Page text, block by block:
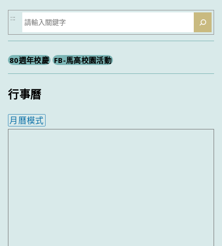
搜
尋
:::
80週年校慶 FB-馬高校園活動
行事曆
月曆模式